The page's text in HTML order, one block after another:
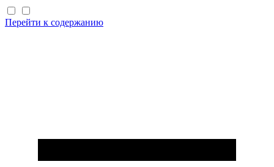
Перейти к содержанию